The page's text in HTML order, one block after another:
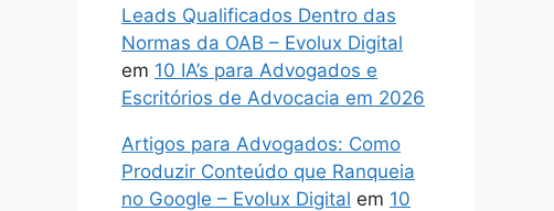
Leads Qualificados Dentro das
Normas da OAB – Evolux Digital
em 10 IA’s para Advogados e
Escritórios de Advocacia em 2026
Artigos para Advogados: Como
Produzir Conteúdo que Ranqueia
no Google – Evolux Digital em 10